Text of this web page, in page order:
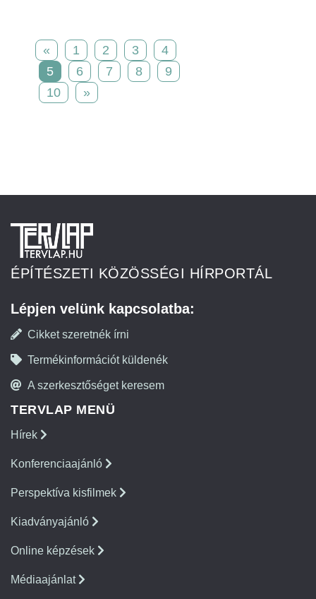
« 1 2 3
4
5
6 7 8
9
10
»
ÉPÍTÉSZETI KÖZÖSSÉGI HÍRPORTÁL
Lépjen velünk kapcsolatba:
Cikket szeretnék írni
Termékinformációt küldenék
A szerkesztőséget keresem
TERVLAP MENÜ
Hírek
Konferenciaajánló
Perspektíva kisfilmek
Kiadványajánló
Online képzések
Médiaajánlat